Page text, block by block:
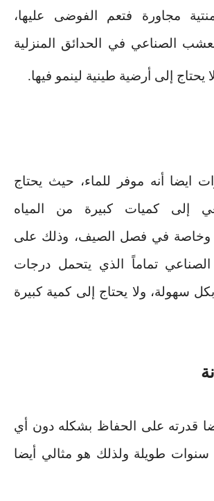
مجاورة فتعم الفوضى عليها،
الصناعي في الحدائق المنزلية
إلى أرضية طينية لينمو فيها.
ايضا أنه موفر للماء، حيث يحتاج
إلى كميات كبيرة من المياه
وخاصة في فصل الصيف، وذلك على
تماماً الذي يتحمل درجات
بكل سهولة، ولا يحتاج إلى كمية كبيرة
قدرته على الحفاظ بشكله دون أي
طويلة ولذلك هو مثالي أيضا